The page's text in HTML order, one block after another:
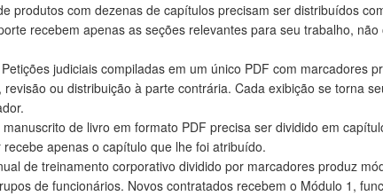
produtos com dezenas de capítulos precisam ser distribuídos
recebem apenas as seções relevantes para seu trabalho,
Petições judiciais compiladas em um único PDF com marcadores
ou distribuição à parte contrária. Cada exibição se torna
manuscrito de livro em formato PDF precisa ser dividido em
apenas o capítulo que lhe foi atribuído.
de treinamento corporativo dividido por marcadores produz
de funcionários. Novos contratados recebem o Módulo 1,